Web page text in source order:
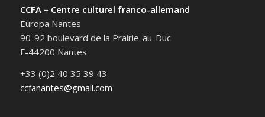
CCFA – Centre culturel franco-allemand
Europa Nantes
90-92 boulevard de la Prairie-au-Duc
F-44200 Nantes
+33 (0)2 40 35 39 43
ccfanantes@gmail.com